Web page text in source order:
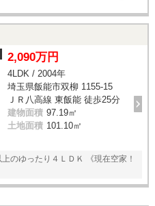
2,090万円
4LDK / 2004年
埼玉県飯能市双柳 1155-15
ＪＲ八高線 東飯能 徒歩25分
建物面積 97.19㎡
土地面積 101.10㎡
のゆったり４ＬＤＫ 《現在空家！